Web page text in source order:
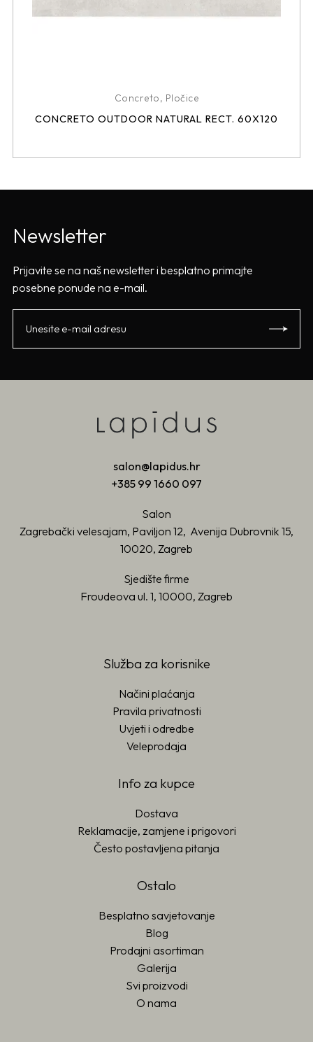
Concreto, Pločice
CONCRETO OUTDOOR NATURAL RECT. 60X120
Newsletter
Prijavite se na naš newsletter i besplatno primajte
posebne ponude na e-mail.
salon@lapidus.hr
+385 99 1660 097
Salon
Zagrebački velesajam, Paviljon 12, Avenija Dubrovnik 15,
10020, Zagreb
Sjedište firme
Froudeova ul. 1, 10000, Zagreb
Služba za korisnike
Načini plaćanja
Pravila privatnosti
Uvjeti i odredbe
Veleprodaja
Info za kupce
Dostava
Reklamacije, zamjene i prigovori
Često postavljena pitanja
Ostalo
Besplatno savjetovanje
Blog
Prodajni asortiman
Galerija
Svi proizvodi
O nama